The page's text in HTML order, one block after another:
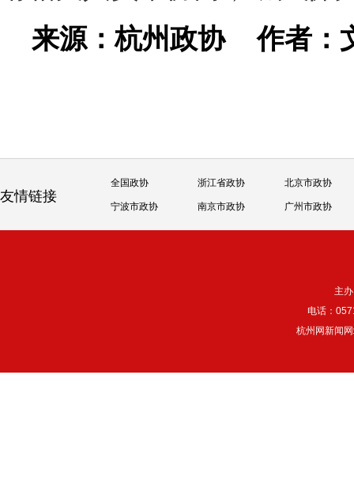
来源：杭州政协作者：
友情链接
全国政协 浙江省政协 北京市政协
宁波市政协 南京市政协 广州市政协
主
电话：
杭州网新闻